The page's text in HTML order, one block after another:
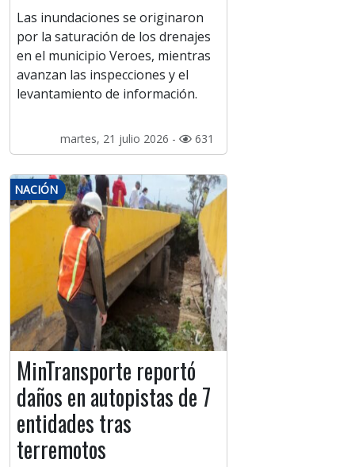
Las inundaciones se originaron
por la saturación de los drenajes
en el municipio Veroes, mientras
avanzan las inspecciones y el
levantamiento de información.
martes, 21 julio 2026 - 631
NACIÓN
MinTransporte reportó
daños en autopistas de 7
entidades tras
terremotos